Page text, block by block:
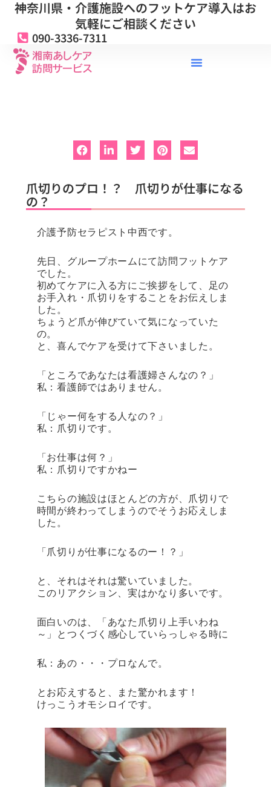
神奈川県・介護施設へのフットケア導入はお
気軽にご相談ください
090-3336-7311
爪切りのプロ！？ 爪切りが仕事になる
の？
介護予防セラピスト中西です。
先日、グループホームにて訪問フットケア
でした。
初めてケアに入る方にご挨拶をして、足の
お手入れ・爪切りをすることをお伝えしま
した。
ちょうど爪が伸びていて気になっていた
の。
と、喜んでケアを受けて下さいました。
「ところであなたは看護婦さんなの？」
私：看護師ではありません。
「じゃー何をする人なの？」
私：爪切りです。
「お仕事は何？」
私：爪切りですかねー
こちらの施設はほとんどの方が、爪切りで
時間が終わってしまうのでそうお応えしま
した。
「爪切りが仕事になるのー！？」
と、それはそれは驚いていました。
このリアクション、実はかなり多いです。
面白いのは、「あなた爪切り上手いわね
～」とつくづく感心していらっしゃる時に
私：あの・・・プロなんで。
とお応えすると、また驚かれます！
けっこうオモシロイです。